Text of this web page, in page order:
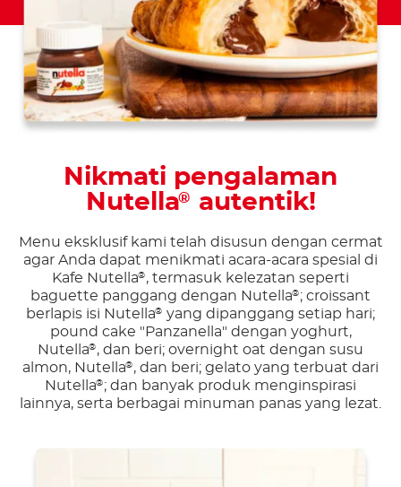
Nikmati pengalaman
Nutella® autentik!
Menu eksklusif kami telah disusun dengan cermat
agar Anda dapat menikmati acara-acara spesial di
Kafe Nutella® , termasuk kelezatan seperti
baguette panggang dengan Nutella® ; croissant
berlapis isi Nutella® yang dipanggang setiap hari;
pound cake "Panzanella" dengan yoghurt,
Nutella® , dan beri; overnight oat dengan susu
almon, Nutella® , dan beri; gelato yang terbuat dari
Nutella® ; dan banyak produk menginspirasi
lainnya, serta berbagai minuman panas yang lezat.